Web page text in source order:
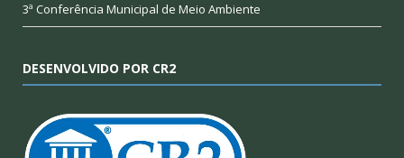
3ª Conferência Municipal de Meio Ambiente
DESENVOLVIDO POR CR2